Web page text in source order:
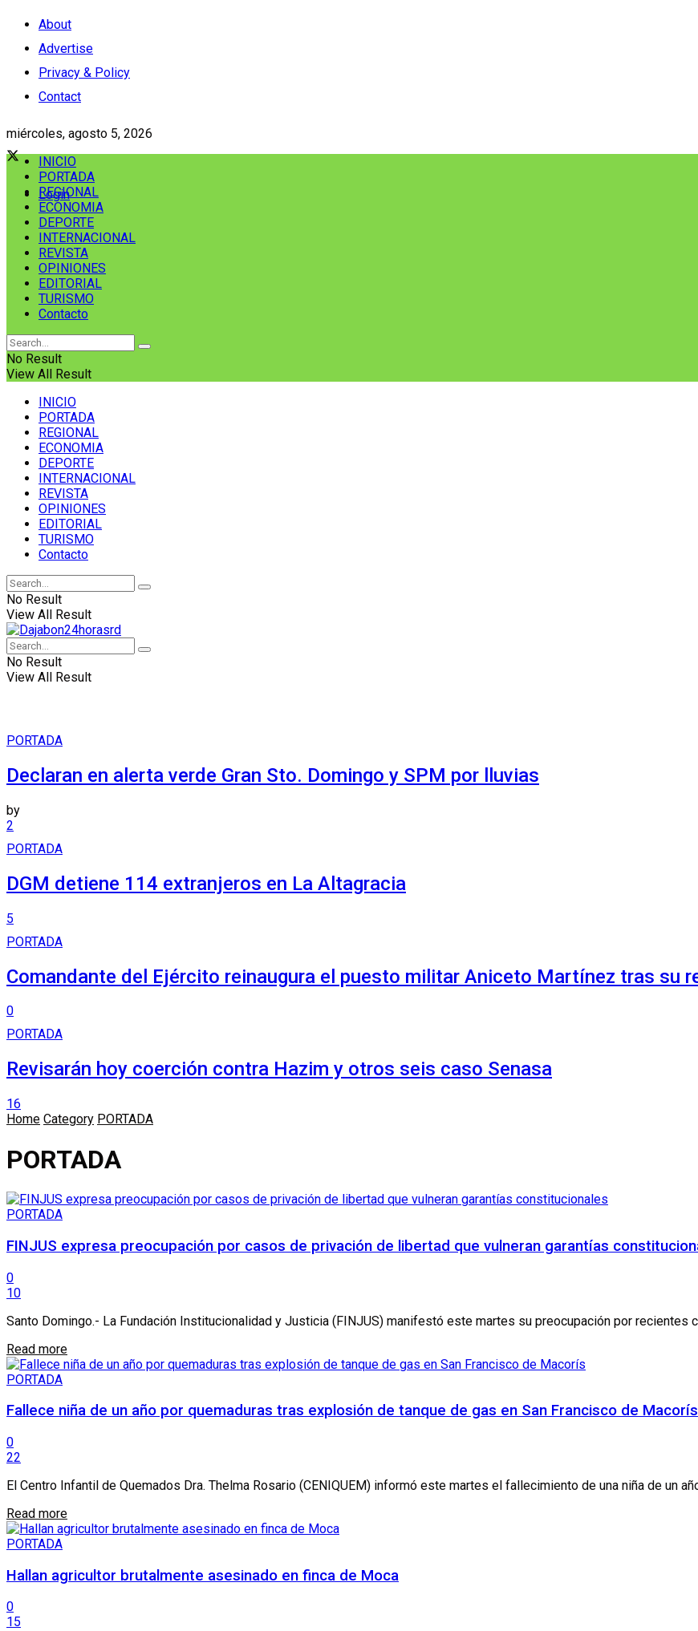
About
Advertise
Privacy & Policy
Contact
miércoles, agosto 5, 2026
Login
INICIO
PORTADA
REGIONAL
ECONOMIA
DEPORTE
INTERNACIONAL
REVISTA
OPINIONES
EDITORIAL
TURISMO
Contacto
No Result
View All Result
INICIO
PORTADA
REGIONAL
ECONOMIA
DEPORTE
INTERNACIONAL
REVISTA
OPINIONES
EDITORIAL
TURISMO
Contacto
No Result
View All Result
No Result
View All Result
PORTADA
Declaran en alerta verde Gran Sto. Domingo y SPM por lluvias
by
2
PORTADA
DGM detiene 114 extranjeros en La Altagracia
5
PORTADA
Comandante del Ejército reinaugura el puesto militar Aniceto Martínez tras su
0
PORTADA
Revisarán hoy coerción contra Hazim y otros seis caso Senasa
16
Home Category PORTADA
PORTADA
PORTADA
FINJUS expresa preocupación por casos de privación de libertad que vulneran garantías
0
10
Santo Domingo.- La Fundación Institucionalidad y Justicia (FINJUS) manifestó este martes su preocupación por recientes
Read moreDetails
PORTADA
Fallece niña de un año por quemaduras tras explosión de tanque de gas en San Francisco de Macorís
0
22
El Centro Infantil de Quemados Dra. Thelma Rosario (CENIQUEM) informó este martes el fallecimiento de una niña de un
Read moreDetails
PORTADA
Hallan agricultor brutalmente asesinado en finca de Moca
0
15